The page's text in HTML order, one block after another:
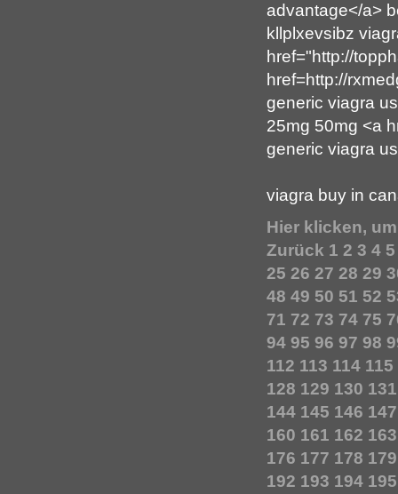
advantage</a>
kllplxevsibz
href="http://
href=http://
generic viagra
25mg 50mg <a
generic viagra
viagra buy in
Hier klicken,
Zurück 1 2 3 4 5
25 26 27 28 29
48 49 50 51 52
71 72 73 74 75
94 95 96 97 98
112 113 114 115
128 129 130 131
144 145 146 147
160 161 162 163
176 177 178 179
192 193 194 195